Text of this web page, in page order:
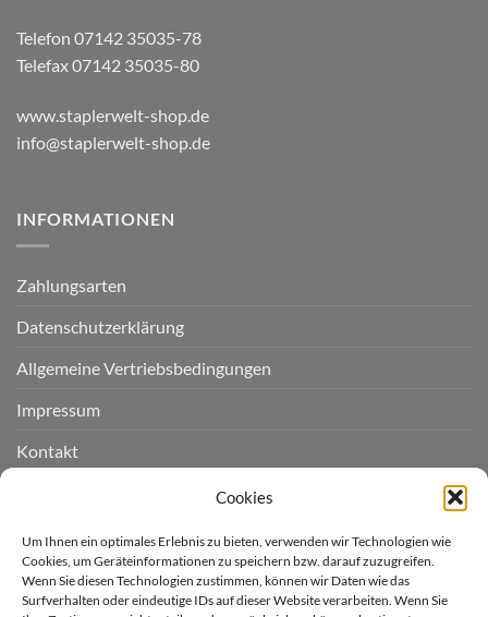
Cookies
Um Ihnen ein optimales Erlebnis zu bieten, verwenden wir Technologien wie
Cookies, um Geräteinformationen zu speichern bzw. darauf zuzugreifen.
Wenn Sie diesen Technologien zustimmen, können wir Daten wie das
Surfverhalten oder eindeutige IDs auf dieser Website verarbeiten. Wenn Sie
Telefon 07142 35035-78
Telefax 07142 35035-80
www.staplerwelt-shop.de
info@staplerwelt-shop.de
INFORMATIONEN
Zahlungsarten
Datenschutzerklärung
Allgemeine Vertriebsbedingungen
Impressum
Kontakt
Cookie-Richtlinie (EU)
LIEFERGEBIET